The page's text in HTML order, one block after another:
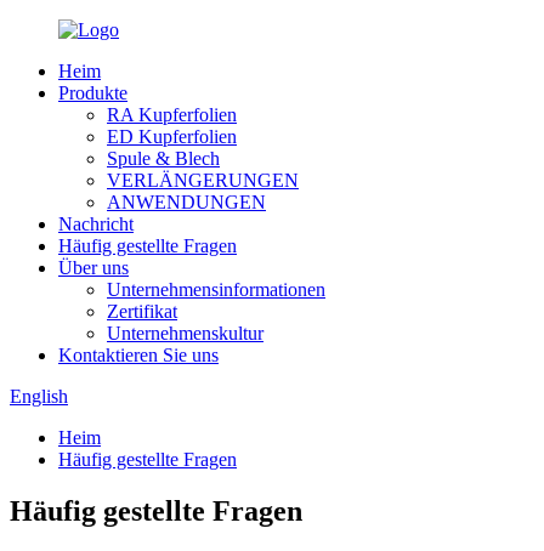
Heim
Produkte
RA Kupferfolien
ED Kupferfolien
Spule & Blech
VERLÄNGERUNGEN
ANWENDUNGEN
Nachricht
Häufig gestellte Fragen
Über uns
Unternehmensinformationen
Zertifikat
Unternehmenskultur
Kontaktieren Sie uns
English
Heim
Häufig gestellte Fragen
Häufig gestellte Fragen